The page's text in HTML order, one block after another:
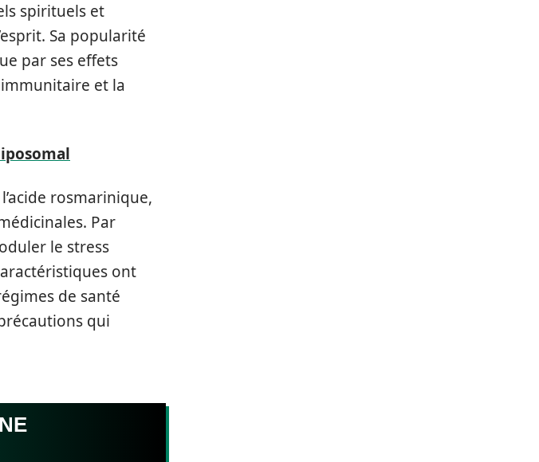
spirituels et
Sa popularité
par ses effets
et la
rosmarinique,
Par
le stress
ont
de santé
qui